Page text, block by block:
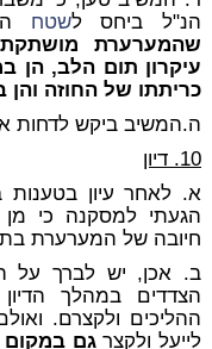
הנ"ל ביחס לשטח ה
שהמערערת
עיקרון תום הלב, הן
כריתתו של החוזה
ה.המשיב ביקש לדחות
10. דיון
א. לאחר עיון בטענות
הגעתי למסקנה כי
חיובה של המערערת
ב. אכן, יש לברך על
הצדדים במהלך
ההליכים ולקצרם.
לייעל ולקצרגם במקום